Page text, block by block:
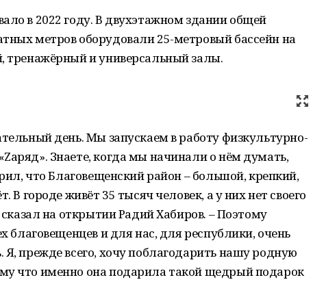
в 2022 году. В двухэтажном здании общей
метров оборудовали 25-метровый бассейн на
тренажёрный и универсальный залы.
день. Мы запускаем в работу физкультурно-
Знаете, когда мы начинали о нём думать,
что Благовещенский район – большой, крепкий,
В городе живёт 35 тысяч человек, а у них нет своего
на открытии Радий Хабиров. – Поэтому
благовещенцев и для нас, для республики, очень
прежде всего, хочу поблагодарить нашу родную
что именно она подарила такой щедрый подарок